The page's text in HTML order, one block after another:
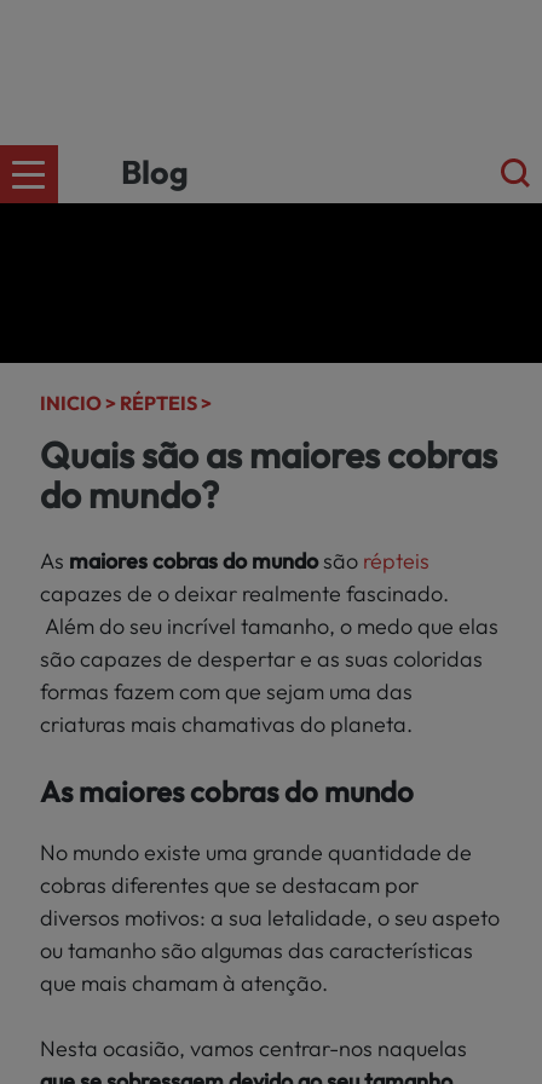
Blog
GATOS
PEQUENOS
MAMÍFEROS
PEIXES
PÁSSAROS
RÉPTEIS
MUNDO
kiwoko.pt
Localize
a sua loja
INICIO > RÉPTEIS >
Quais são as maiores cobras
do mundo?
As maiores cobras do mundosão répteis
capazes de o deixar realmente fascinado.
Além do seu incrível tamanho, o medo que elas
são capazes de despertar e as suas coloridas
formas fazem com que sejam uma das
criaturas mais chamativas do planeta.
As maiores cobras do mundo
No mundo existe uma grande quantidade de
cobras diferentes que se destacam por
diversos motivos: a sua letalidade, o seu aspeto
ou tamanho são algumas das características
que mais chamam à atenção.
Nesta ocasião, vamos centrar-nos naquelas